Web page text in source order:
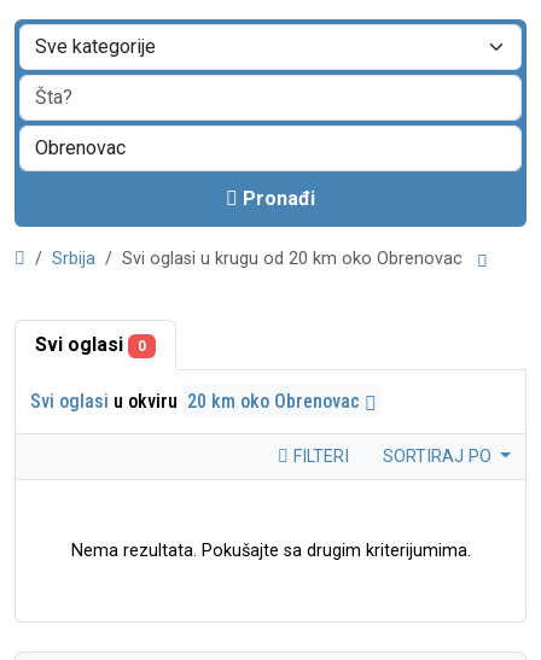
Pronađi
Srbija Svi oglasi u krugu od 20 km oko Obrenovac
Svi oglasi 0
Svi oglasi u okviru 20 km oko Obrenovac
FILTERI SORTIRAJ PO
Nema rezultata. Pokušajte sa drugim kriterijumima.